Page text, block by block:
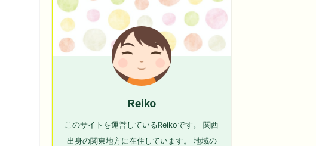
Reiko
このサイトを運営しているReikoです。 関西
出身の関東地方に在住しています。 地域の